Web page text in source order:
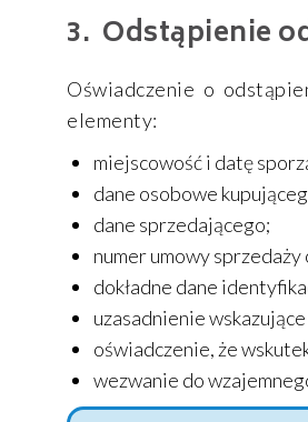
Odstąpienie
Oświadczenie o
elementy:
miejscowość i datę
dane osobowe
dane sprzedającego;
numer umowy
dokładne dane
uzasadnienie
oświadczenie, że
wezwanie do